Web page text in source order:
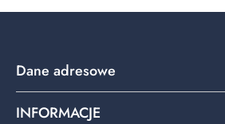
Dane adresowe
INFORMACJE